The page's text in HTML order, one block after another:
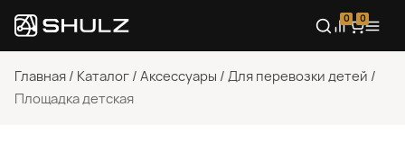
0 0
Главная / Каталог / Аксессуары / Для перевозки детей /
Площадка детская